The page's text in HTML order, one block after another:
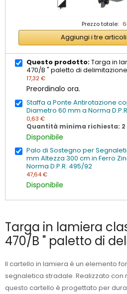
Prezzo totale:
Aggiungi i tre
Questo prodotto:Targa in
470/B " paletto di
17,32 €
Preordinalo ora.
Staffa a Ponte Antirotazione
Diametro 60 mm a Norma
0,63 €
Quantità minima richiesta: 2
Disponibile
Palo di Sostegno per
mm Altezza 300 cm in Ferro
Norma D.P.R. 495/92
47,64 €
Disponibile
Targa in lamiera
470/B " paletto di
Il cartello in lamiera è un elemento
segnaletica stradale. Realizzato con
questo cartello è progettato per